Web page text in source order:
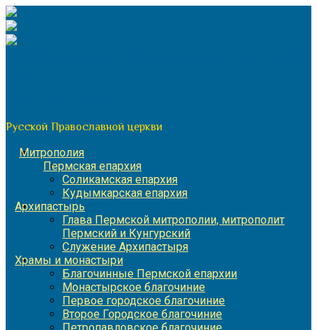
Перейти
к
содержимому
Русской Православной церкви
Митрополия
Пермская епархия
Соликамская епархия
Кудымкарская епархия
Архипастырь
Глава Пермской митрополии, митрополит
Пермский и Кунгурский
Служение Архипастыря
Храмы и монастыри
Благочинные Пермской епархии
Монастырское благочиние
Первое городское благочиние
Второе Городское благочиние